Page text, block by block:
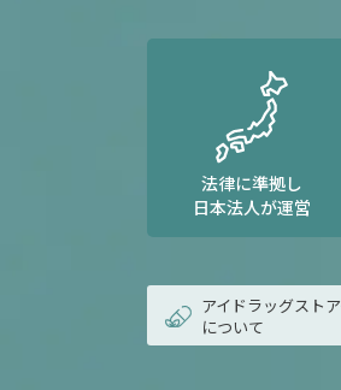
法律に準拠し
日本法人が運営
アイドラッグスト
について